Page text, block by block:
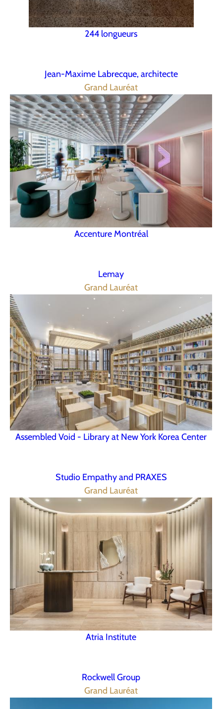
244 longueurs
Jean-Maxime Labrecque, architecte
Grand Lauréat
Accenture Montréal
Lemay
Grand Lauréat
Assembled Void - Library at New York Korea Center
Studio Empathy and PRAXES
Grand Lauréat
Atria Institute
Rockwell Group
Grand Lauréat